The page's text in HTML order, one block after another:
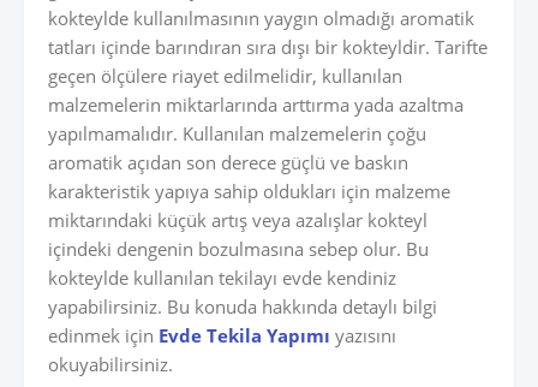
kokteylde kullanılmasının yaygın olmadığı aromatik
tatları içinde barındıran sıra dışı bir kokteyldir. Tarifte
geçen ölçülere riayet edilmelidir, kullanılan
malzemelerin miktarlarında arttırma yada azaltma
yapılmamalıdır. Kullanılan malzemelerin çoğu
aromatik açıdan son derece güçlü ve baskın
karakteristik yapıya sahip oldukları için malzeme
miktarındaki küçük artış veya azalışlar kokteyl
içindeki dengenin bozulmasına sebep olur. Bu
kokteylde kullanılan tekilayı evde kendiniz
yapabilirsiniz. Bu konuda hakkında detaylı bilgi
edinmek için Evde Tekila Yapımı yazısını
okuyabilirsiniz.